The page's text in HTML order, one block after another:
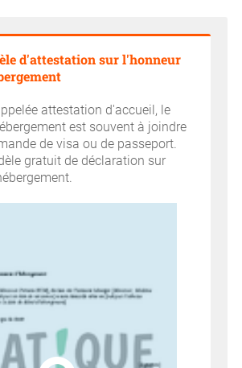
d'attestation sur l'honneur
attestation d'accueil, le
est souvent à joindre
de visa ou de passeport.
gratuit de déclaration sur